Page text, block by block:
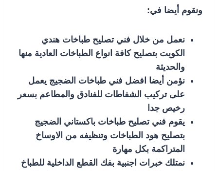
ونقوم أيضا في:
نعمل من خلال فني تصليح طباخات هندي
الكويت بتصليح كافة انواع الطباخات العادية منها
والحديثة
نؤمن أيضا افضل فني طباخات الضجيج يعمل
على تركيب الشفاطات للفنادق والمطاعم بسعر
رخيص جدا
يقوم فني تصليح طباخات باكستاني الضجيج
بتصليح هود الطباخات وتنظيفه من الاوساخ
المتراكمة بكل مهارة
نمتلك خبرات اجنبية بفك القطع الداخلية للطباخ